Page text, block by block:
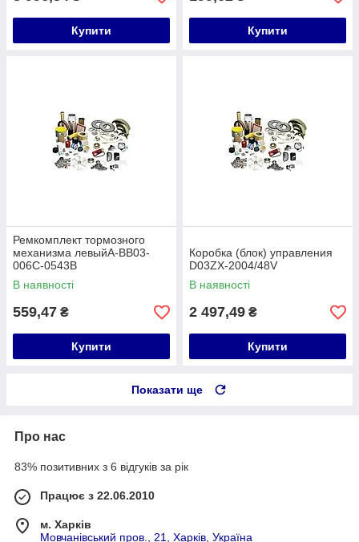
Купити Купити
Ремкомплект тормозного
механизма левыйA-BB03-
006C-0543B
В наявності
559,47 ₴
Купити
Коробка (блок) управления
D03ZX-2004/48V
В наявності
2 497,49 ₴
Купити
Показати ще
Про нас
83% позитивних з 6 відгуків за рік
Працює з 22.06.2010
м. Харків
Мовчанівський пров., 21, Харків, Україна